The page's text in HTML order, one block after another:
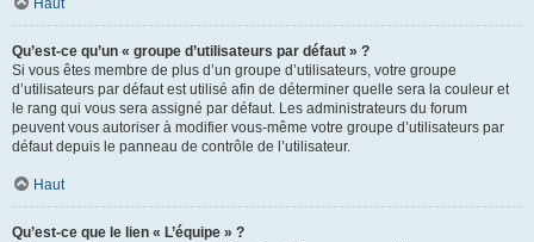
Haut
Qu’est-ce qu’un « groupe d’utilisateurs par défaut » ?
Si vous êtes membre de plus d’un groupe d’utilisateurs, votre groupe
d’utilisateurs par défaut est utilisé afin de déterminer quelle sera la couleur et
le rang qui vous sera assigné par défaut. Les administrateurs du forum
peuvent vous autoriser à modifier vous-même votre groupe d’utilisateurs par
défaut depuis le panneau de contrôle de l’utilisateur.
Haut
Qu’est-ce que le lien « L’équipe » ?